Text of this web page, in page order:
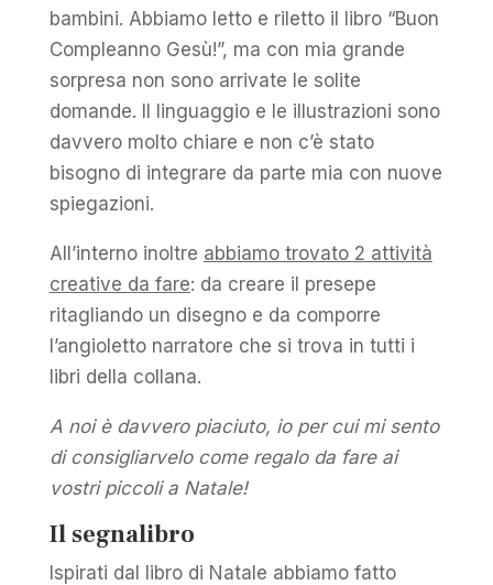
bambini. Abbiamo letto e riletto il libro “Buon
Compleanno Gesù!”, ma con mia grande
sorpresa non sono arrivate le solite
domande. Il linguaggio e le illustrazioni sono
davvero molto chiare e non c’è stato
bisogno di integrare da parte mia con nuove
spiegazioni.
All’interno inoltre abbiamo trovato 2 attività
creative da fare: da creare il presepe
ritagliando un disegno e da comporre
l’angioletto narratore che si trova in tutti i
libri della collana.
A noi è davvero piaciuto, io per cui mi sento
di consigliarvelo come regalo da fare ai
vostri piccoli a Natale!
Il segnalibro
Ispirati dal libro di Natale abbiamo fatto